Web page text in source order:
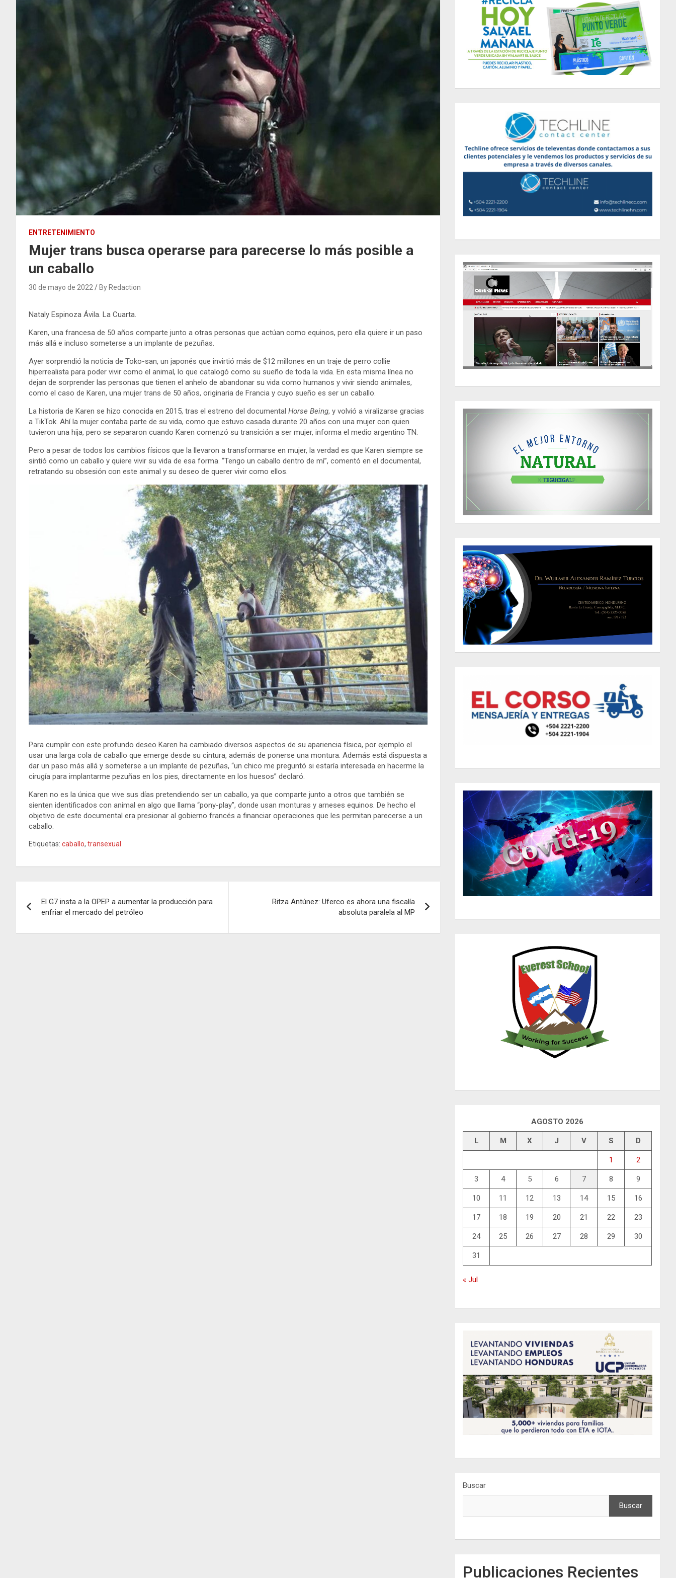
ENTRETENIMIENTO
Mujer trans busca operarse para parecerse lo más posible a
un caballo
30 de mayo de 2022 By Redaction
Nataly Espinoza Ávila. La Cuarta.
Karen, una francesa de 50 años comparte junto a otras personas que actúan como equinos, pero ella quiere ir un paso
más allá e incluso someterse a un implante de pezuñas.
Ayer sorprendió la noticia de Toko-san, un japonés que invirtió más de $12 millones en un traje de perro collie
hiperrealista para poder vivir como el animal, lo que catalogó como su sueño de toda la vida. En esta misma línea no
dejan de sorprender las personas que tienen el anhelo de abandonar su vida como humanos y vivir siendo animales,
como el caso de Karen, una mujer trans de 50 años, originaria de Francia y cuyo sueño es ser un caballo.
La historia de Karen se hizo conocida en 2015, tras el estreno del documental Horse Being, y volvió a viralizarse gracias
a TikTok. Ahí la mujer contaba parte de su vida, como que estuvo casada durante 20 años con una mujer con quien
tuvieron una hija, pero se separaron cuando Karen comenzó su transición a ser mujer, informa el medio argentino TN.
Pero a pesar de todos los cambios físicos que la llevaron a transformarse en mujer, la verdad es que Karen siempre se
sintió como un caballo y quiere vivir su vida de esa forma. “Tengo un caballo dentro de mí”, comentó en el documental,
retratando su obsesión con este animal y su deseo de querer vivir como ellos.
Para cumplir con este profundo deseo Karen ha cambiado diversos aspectos de su apariencia física, por ejemplo el
usar una larga cola de caballo que emerge desde su cintura, además de ponerse una montura. Además está dispuesta a
dar un paso más allá y someterse a un implante de pezuñas, “un chico me preguntó si estaría interesada en hacerme la
cirugía para implantarme pezuñas en los pies, directamente en los huesos” declaró.
Karen no es la única que vive sus días pretendiendo ser un caballo, ya que comparte junto a otros que también se
sienten identificados con animal en algo que llama “pony-play”, donde usan monturas y arneses equinos. De hecho el
objetivo de este documental era presionar al gobierno francés a financiar operaciones que les permitan parecerse a un
caballo.
Etiquetas: caballo, transexual
de
entradas
El G7 insta a la OPEP a aumentar la producción para
enfriar el mercado del petróleo
Ritza Antúnez: Uferco es ahora una fiscalía
absoluta paralela al MP
AGOSTO 2026
L M X J V S D
1 2
3 4 5 6 7 8 9
10 11 12 13 14 15 16
17 18 19 20 21 22 23
24 25 26 27 28 29 30
31
« Jul
Buscar
Buscar
Publicaciones Recientes